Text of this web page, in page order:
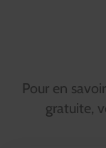
Pour en
gratuite,